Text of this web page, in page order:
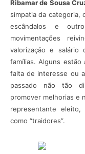
Ribamar de Sousa
simpatia da categoria,
escândalos e
movimentações
valorização e
famílias. Alguns
falta de interesse ou
passado não tão
promover melhorias e
representante
como “traidores”.